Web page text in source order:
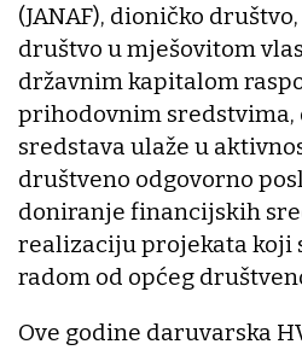
(JANAF), dioničko
društvo u mješovitom
državnim kapitalom
prihodovnim sredstvima,
sredstava ulaže u
društveno odgovorno
doniranje financijskih
realizaciju projekata koji
radom od općeg
Ove godine daruvarska